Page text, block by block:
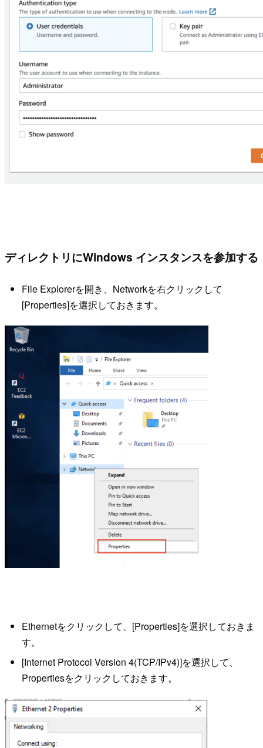
ディレクトリにWindows インスタンスを参加する
File Explorerを開き、Networkを右クリックして
[Properties]を選択しておきます。
Ethernetをクリックして、[Properties]を選択しておきま
す。
[Internet Protocol Version 4(TCP/IPv4)]を選択して、
Propertiesをクリックしておきます。